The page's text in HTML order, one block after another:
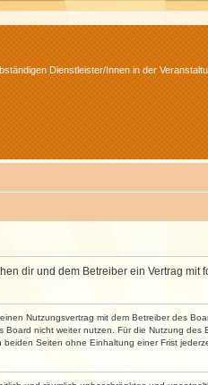
Dienstleister/Innen in der
dir und dem Betreiber ein Vertrag
Nutzungsvertrag mit dem Betreiber des
nicht weiter nutzen. Für die Nutzung des
Seiten ohne Einhaltung einer Frist